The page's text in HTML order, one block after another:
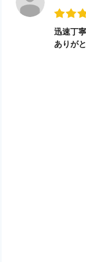
迅速丁
ありが